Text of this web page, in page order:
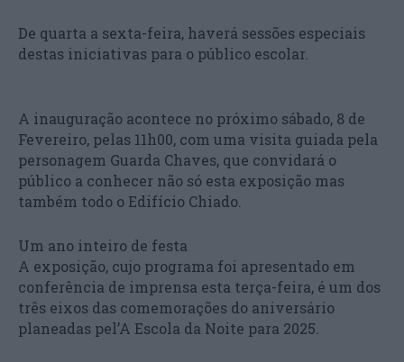
De quarta a sexta-feira, haverá sessões especiais
destas iniciativas para o público escolar.
A inauguração acontece no próximo sábado, 8 de
Fevereiro, pelas 11h00, com uma visita guiada pela
personagem Guarda Chaves, que convidará o
público a conhecer não só esta exposição mas
também todo o Edifício Chiado.
Um ano inteiro de festa
A exposição, cujo programa foi apresentado em
conferência de imprensa esta terça-feira, é um dos
três eixos das comemorações do aniversário
planeadas pel’A Escola da Noite para 2025.